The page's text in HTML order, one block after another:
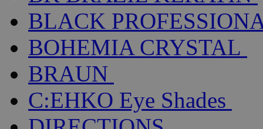
BLACK
BOHEMIA CRYSTAL
BRAUN
C:EHKO Eye Shades